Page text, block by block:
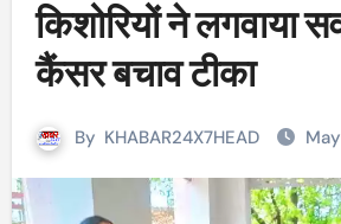
किशोरियों ने लगवाया
कैंसर बचाव टीका
By KHABAR24X7HEAD